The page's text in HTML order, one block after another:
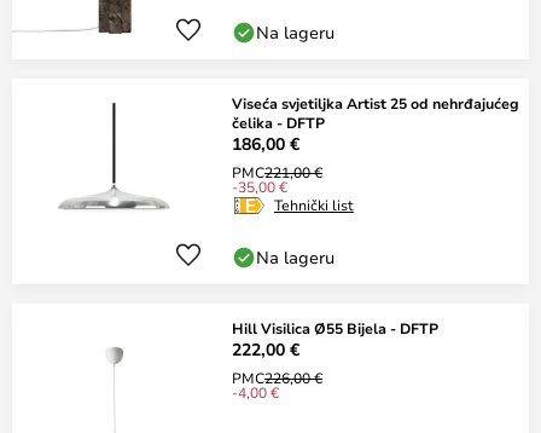
Na lageru
Viseća svjetiljka Artist 25 od nehrđajućeg
čelika - DFTP
186,00 €
PMC221,00 €
-35,00 €
Tehnički list
Na lageru
Hill Visilica Ø55 Bijela - DFTP
222,00 €
PMC226,00 €
-4,00 €